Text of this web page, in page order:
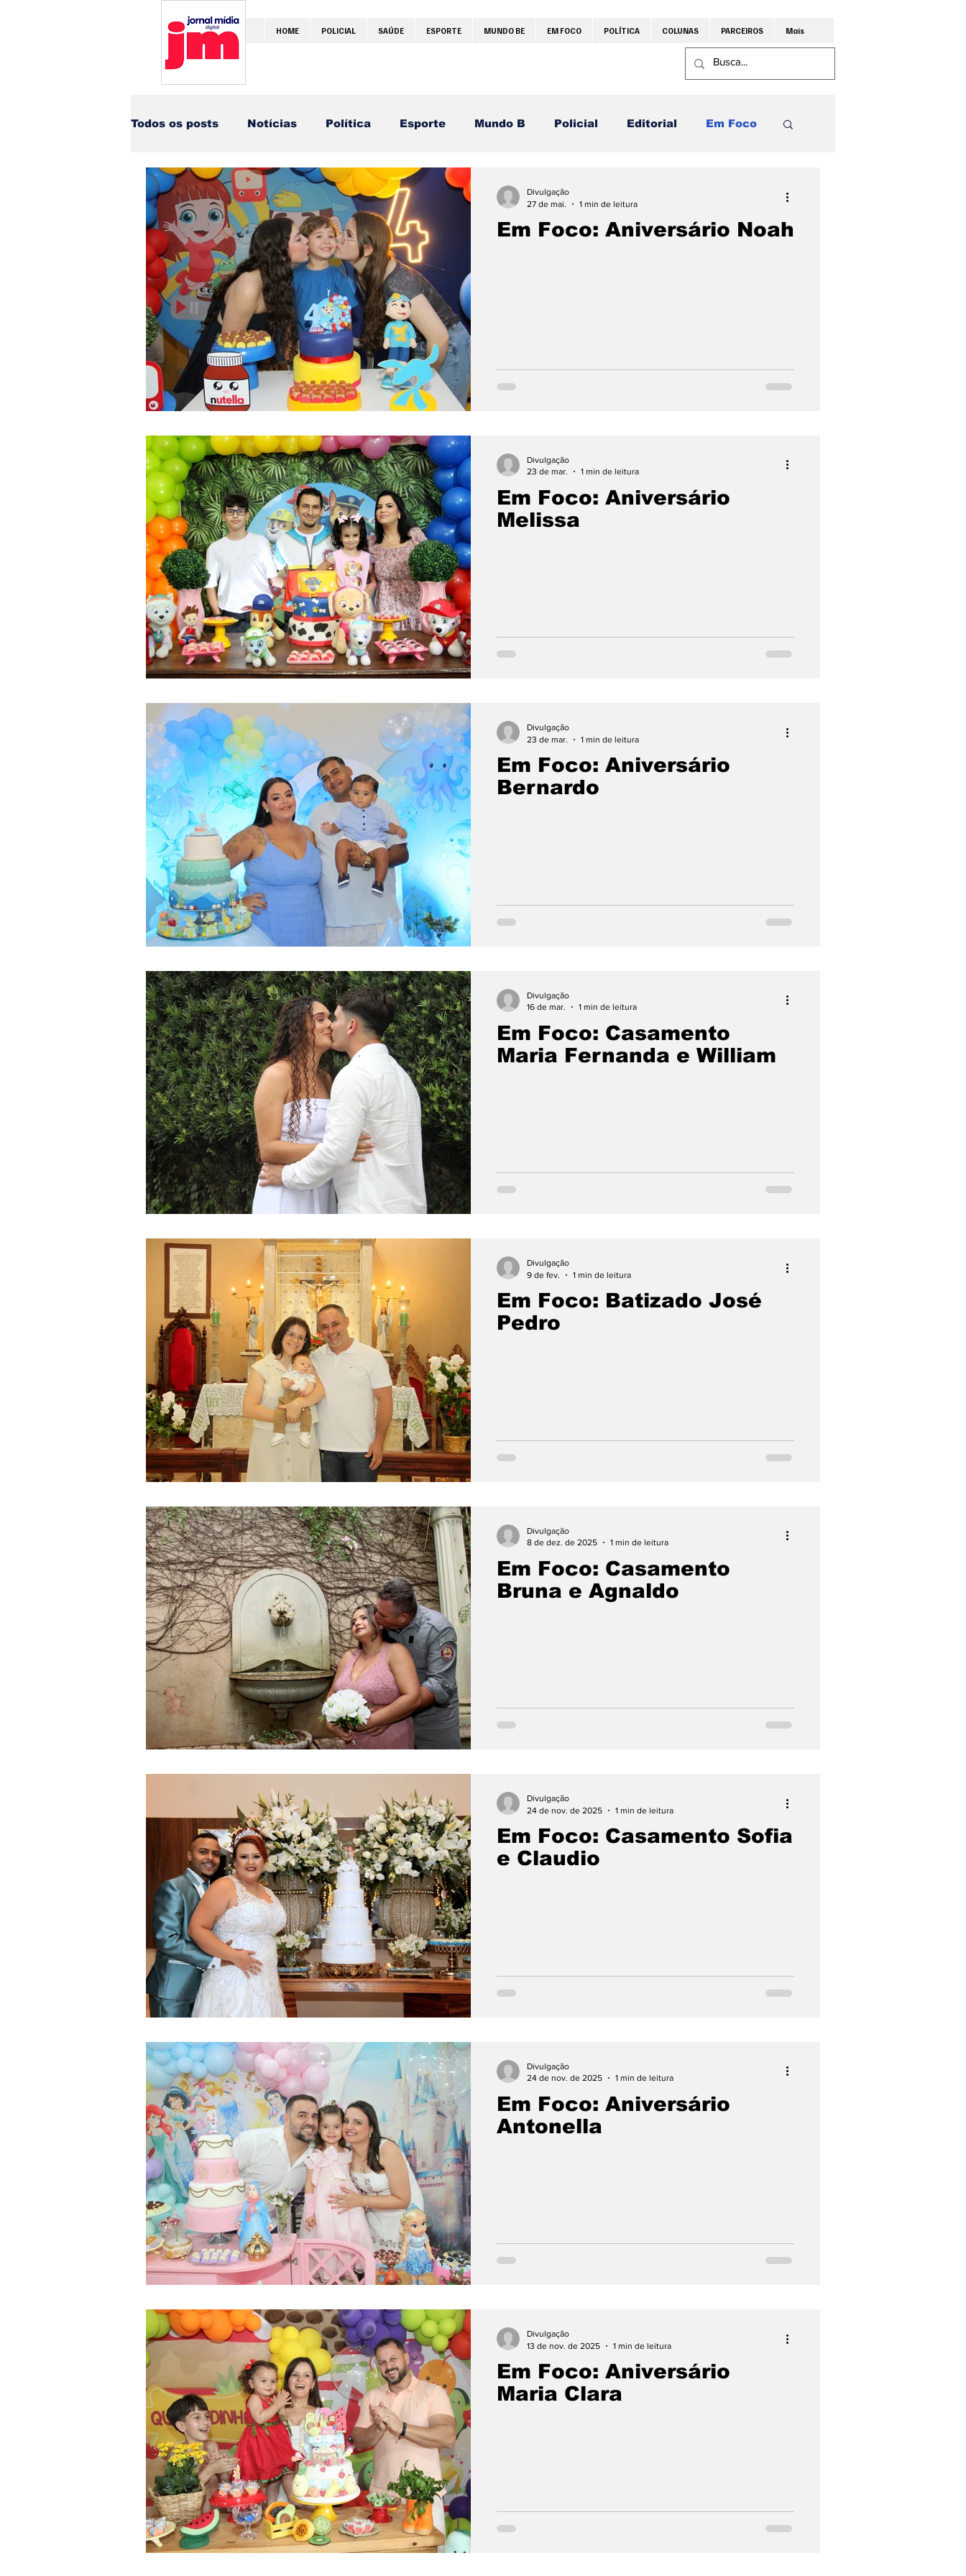
HOME POLICIAL SAÚDE ESPORTE MUNDO BE EM FOCO POLÍTICA COLUNAS PARCEIROS Mais
Todos os posts Notícias Política Esporte Mundo B Policial Editorial Em Foco
Saúde Educação Covid-19 Manual de Festivais
Parceiros Varejão Bergoncini Mega Bom Churros Gourmet Restaurante Choppin
Lisani Calçados Dutra Imobiliária Victório Eventos
Classificados JW Escoramento e Fábrica Eliel Confecções
Eleições 2020 Sabedoria Ancestral Informe Publicitário
Em Foco: Aniversário Noah
Divulgação
27 de mai.
1 min de leitura
Em Foco: Aniversário
Melissa
Divulgação
23 de mar.
1 min de leitura
Em Foco: Aniversário
Bernardo
Divulgação
23 de mar.
1 min de leitura
Em Foco: Casamento
Maria Fernanda e William
Divulgação
16 de mar.
1 min de leitura
Em Foco: Batizado José
Pedro
Divulgação
9 de fev.
1 min de leitura
Em Foco: Casamento
Bruna e Agnaldo
Divulgação
8 de dez. de 2025
1 min de leitura
Em Foco: Casamento Sofia
e Claudio
Divulgação
24 de nov. de 2025
1 min de leitura
Em Foco: Aniversário
Antonella
Divulgação
24 de nov. de 2025
1 min de leitura
Em Foco: Aniversário
Maria Clara
Divulgação
13 de nov. de 2025
1 min de leitura